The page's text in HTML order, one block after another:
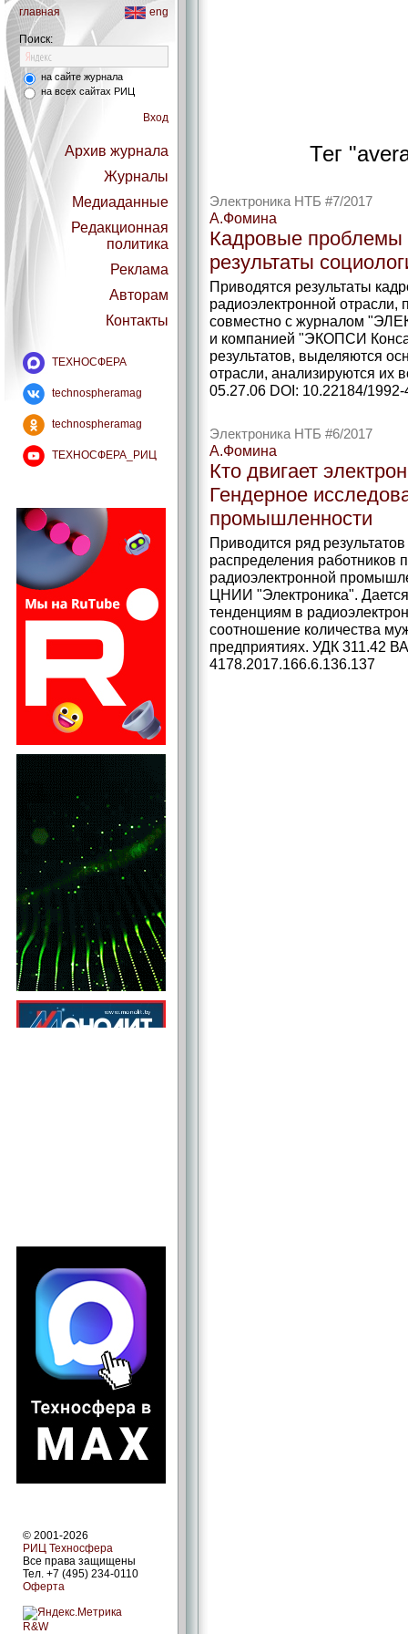
главная eng
Поиск:
на сайте журнала
на всех сайтах РИЦ
Вход
Архив журнала
Журналы
Медиаданные
Редакционная
политика
Реклама
Авторам
Контакты
ТЕХНОСФЕРА
technospheramag
technospheramag
ТЕХНОСФЕРА_РИЦ
© 2001-2026
РИЦ Техносфера
Все права защищены
Тел. +7 (495) 234-0110
Оферта
R&W
Тег
Электроника НТБ #7/2017
А.Фомина
Кадровые проблемы
результаты
Приводятся результаты
радиоэлектронной
совместно с журналом
и компанией "ЭКОПСИ
результатов, выделяются
отрасли, анализируются
05.27.06 DOI: 10.22184/
Электроника НТБ #6/2017
А.Фомина
Кто двигает
Гендерное
промышленности
Приводится ряд
распределения работников
радиоэлектронной
ЦНИИ "Электроника".
тенденциям в
соотношение количества
предприятиях. УДК 311.42
4178.2017.166.6.136.137